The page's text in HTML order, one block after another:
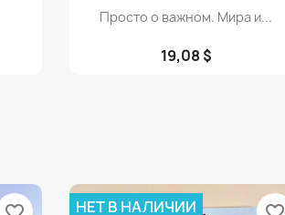
 Просмотр
Просто о важном. Мира и...
19,08 $
НЕТ В НАЛИЧИИ